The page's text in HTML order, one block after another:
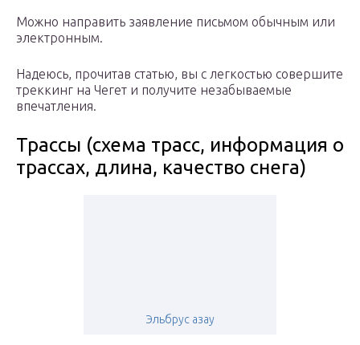
Можно направить заявление письмом обычным или
электронным.
Надеюсь, прочитав статью, вы с легкостью совершите
треккинг на Чегет и получите незабываемые
впечатления.
Трассы (схема трасс, информация о
трассах, длина, качество снега)
Эльбрус азау